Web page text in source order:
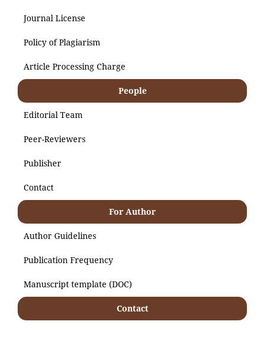
Journal License
Policy of Plagiarism
Article Processing Charge
People
Editorial Team
Peer-Reviewers
Publisher
Contact
For Author
Author Guidelines
Publication Frequency
Manuscript template (DOC)
Contact